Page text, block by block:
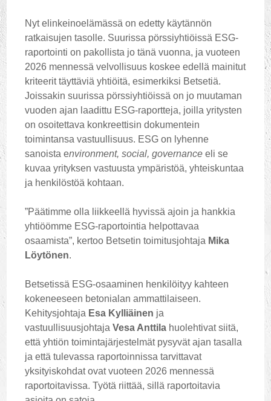
Nyt elinkeinoelämässä on edetty käytännön
ratkaisujen tasolle. Suurissa pörssiyhtiöissä ESG-
raportointi on pakollista jo tänä vuonna, ja vuoteen
2026 mennessä velvollisuus koskee edellä mainitut
kriteerit täyttäviä yhtiöitä, esimerkiksi Betsetiä.
Joissakin suurissa pörssiyhtiöissä on jo muutaman
vuoden ajan laadittu ESG-raportteja, joilla yritysten
on osoitettava konkreettisin dokumentein
toimintansa vastuullisuus. ESG on lyhenne
sanoista environment, social, governance eli se
kuvaa yrityksen vastuusta ympäristöä, yhteiskuntaa
ja henkilöstöä kohtaan.
”Päätimme olla liikkeellä hyvissä ajoin ja hankkia
yhtiöömme ESG-raportointia helpottavaa
osaamista”, kertoo Betsetin toimitusjohtaja Mika
Löytönen.
Betsetissä ESG-osaaminen henkilöityy kahteen
kokeneeseen betonialan ammattilaiseen.
Kehitysjohtaja Esa Kylliäinen ja
vastuullisuusjohtajaVesa Anttila huolehtivat siitä,
että yhtiön toimintajärjestelmät pysyvät ajan tasalla
ja että tulevassa raportoinnissa tarvittavat
yksityiskohdat ovat vuoteen 2026 mennessä
raportoitavissa. Työtä riittää, sillä raportoitavia